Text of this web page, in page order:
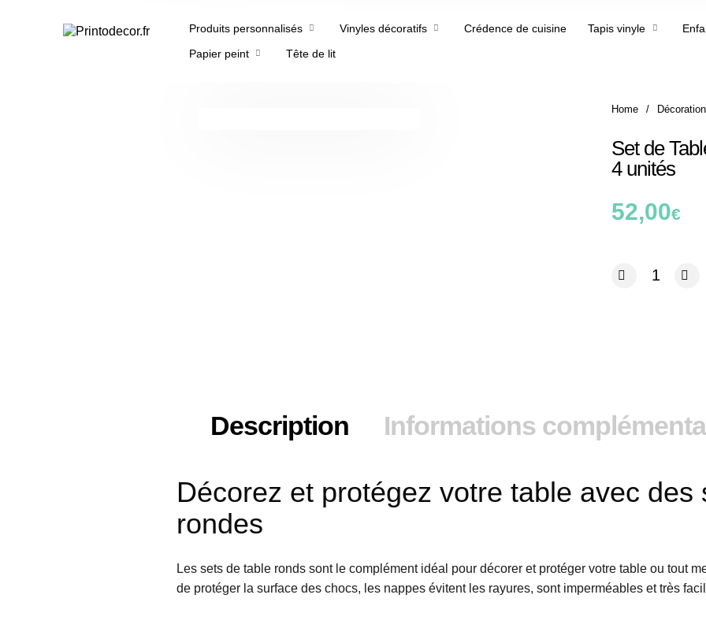
Produits personnalisés Vinyles décoratifs Crédence de cuisine Tapis vinyle
Papier peint
Tête de lit
Home /
Set de
4 unités
52,00€
quantité de Set
Description Informations
Décorez et protégez votre table avec des
rondes
Les sets de table ronds sont le complément idéal pour décorer et protéger votre table ou tout
de protéger la surface des chocs, les nappes évitent les rayures, sont imperméables et très